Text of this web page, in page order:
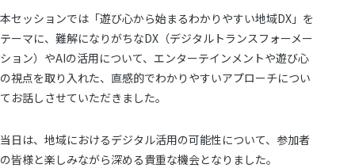
本セッションでは「遊び心から始まるわかりやすい地域DX」を
テーマに、難解になりがちなDX（デジタルトランスフォーメー
ション）やAIの活用について、エンターテインメントや遊び心
の視点を取り入れた、直感的でわかりやすいアプローチについ
てお話しさせていただきました。
当日は、地域におけるデジタル活用の可能性について、参加者
の皆様と楽しみながら深める貴重な機会となりました。